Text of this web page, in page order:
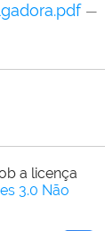
—
a licença
3.0 Não